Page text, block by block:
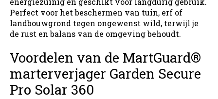
Perfect voor het beschermen van tuin, erf of
landbouwgrond tegen ongewenst wild, terwijl je
de rust en balans van de omgeving behoudt.
Voordelen van de MartGuard®
marterverjager Garden Secure
Pro Solar 360